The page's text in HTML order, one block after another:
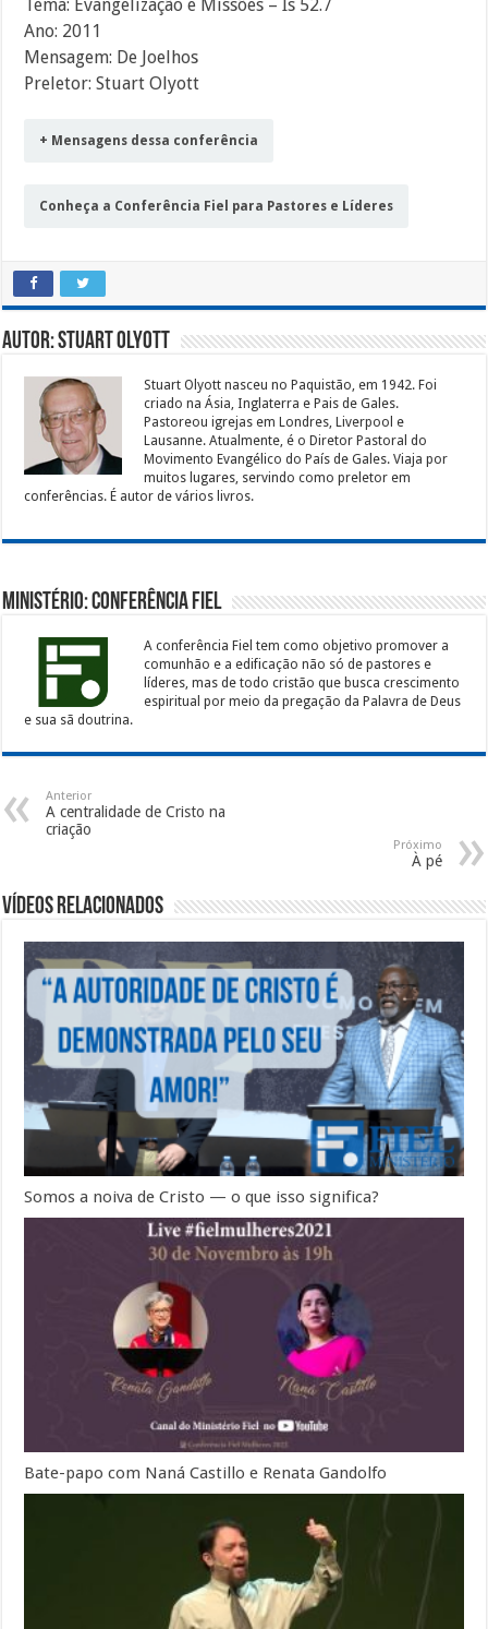
Tema: Evangelização e Missões – Is 52.7
Ano: 2011
Mensagem: De Joelhos
Preletor: Stuart Olyott
+ Mensagens dessa conferência
Conheça a Conferência Fiel para Pastores e Líderes
Autor: Stuart Olyott
Stuart Olyott nasceu no Paquistão, em 1942. Foi
criado na Ásia, Inglaterra e Pais de Gales.
Pastoreou igrejas em Londres, Liverpool e
Lausanne. Atualmente, é o Diretor Pastoral do
Movimento Evangélico do País de Gales. Viaja por
muitos lugares, servindo como preletor em
conferências. É autor de vários livros.
Ministério: Conferência Fiel
A conferência Fiel tem como objetivo promover a
comunhão e a edificação não só de pastores e
líderes, mas de todo cristão que busca crescimento
espiritual por meio da pregação da Palavra de Deus
e sua sã doutrina.
Anterior
A centralidade de Cristo na
criação
Próximo
À pé
Vídeos Relacionados
Somos a noiva de Cristo — o que isso significa?
Bate-papo com Naná Castillo e Renata Gandolfo